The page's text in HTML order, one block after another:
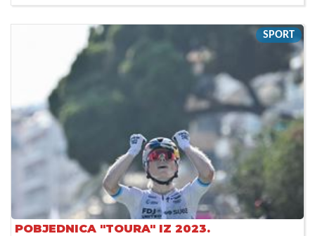
SPORT
POBJEDNICA "TOURA" IZ 2023.